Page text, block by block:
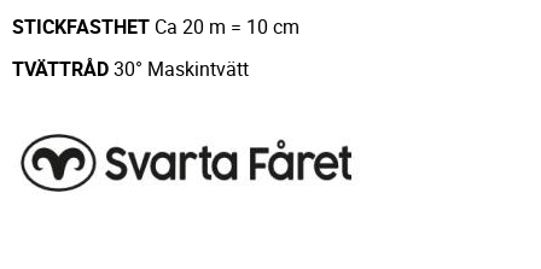
STICKFASTHET Ca 20 m = 10 cm
TVÄTTRÅD30° Maskintvätt